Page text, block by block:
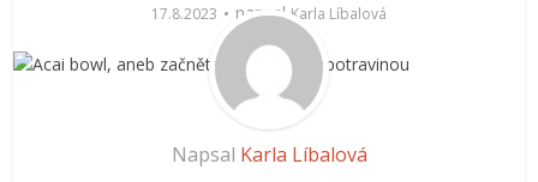
17.8.2023 napsal Karla Líbalová
Napsal Karla Líbalová